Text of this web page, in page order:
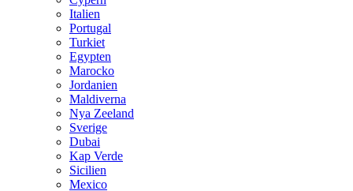
Italien
Portugal
Turkiet
Egypten
Marocko
Jordanien
Maldiverna
Nya Zeeland
Sverige
Dubai
Kap Verde
Sicilien
Mexico